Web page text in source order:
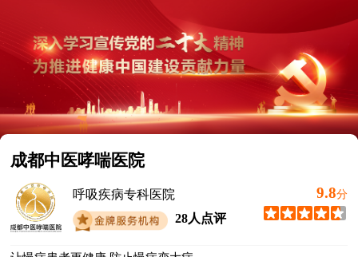
成都中医哮喘医院
呼吸疾病专科医院
28人点评
9.8分